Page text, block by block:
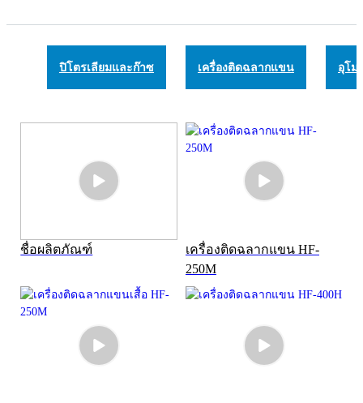
ปิโตรเลียมและก๊าซ เครื่องติดฉลากแขน อุโม
ชื่อผลิตภัณฑ์
เครื่องติดฉลากแขน HF-
250M